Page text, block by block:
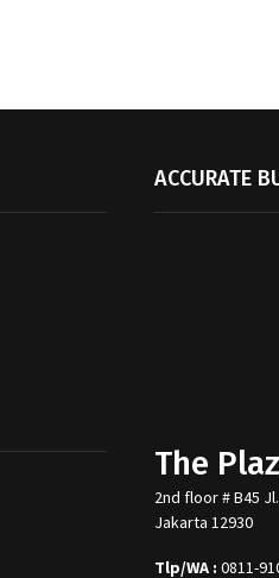
ACCURATE
The
2nd floor # B45
Jakarta 12930
Tlp/WA : 0811-